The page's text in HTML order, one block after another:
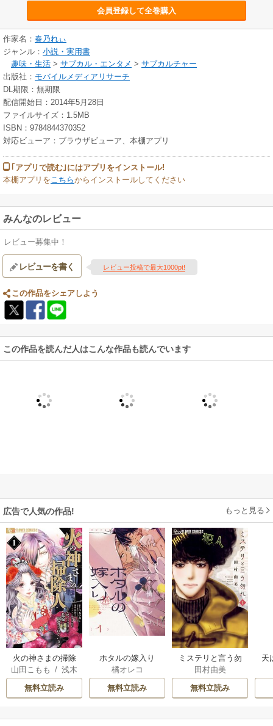
会員登録して全巻購入
作家名： 春乃れぃ
ジャンル： 小説・実用書
趣味・生活 > サブカル・エンタメ > サブカルチャー
出版社： モバイルメディアリサーチ
DL期限：無期限
配信開始日：2014年5月28日
ファイルサイズ：1.5MB
ISBN：9784844370352
対応ビューア：ブラウザビューア、本棚アプリ
｢アプリで読む｣にはアプリをインストール!
本棚アプリを こちらからインストールしてください
みんなのレビュー
レビュー募集中！
レビューを書く レビュー投稿で最大1000pt!
この作品をシェアしよう
この作品を読んだ人はこんな作品も読んでいます
広告で人気の作品! もっと見る
火の神さまの掃除
人ですが、いつの
間にか花嫁として
溺愛されています
山田こもも /浅木
伊都/SNC
無料立読み
ホタルの嫁入り
橘オレコ
無料立読み
ミステリと言う勿
れ
田村由美
無料立読み
天